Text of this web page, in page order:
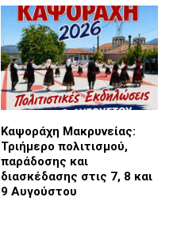
Καψοράχη Μακρυνείας:
Τριήμερο πολιτισμού,
παράδοσης και
διασκέδασης στις 7, 8 και
9 Αυγούστου